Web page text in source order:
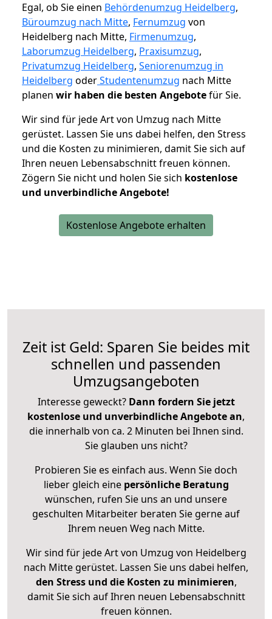
Egal, ob Sie einen Behördenumzug Heidelberg,
Büroumzug nach Mitte, Fernumzug von
Heidelberg nach Mitte, Firmenumzug,
Laborumzug Heidelberg, Praxisumzug,
Privatumzug Heidelberg, Seniorenumzug in
Heidelberg oderStudentenumzug nach Mitte
planen wir haben die besten Angebotefür Sie.
Wir sind für jede Art von Umzug nach Mitte
gerüstet. Lassen Sie uns dabei helfen, den Stress
und die Kosten zu minimieren, damit Sie sich auf
Ihren neuen Lebensabschnitt freuen können.
Zögern Sie nicht und holen Sie sich kostenlose
und unverbindliche Angebote!
Kostenlose Angebote erhalten
Zeit ist Geld: Sparen Sie beides mit
schnellen und passenden
Umzugsangeboten
Interesse geweckt? Dann fordern Sie jetzt
kostenlose und unverbindliche Angebote an,
die innerhalb von ca. 2 Minuten bei Ihnen sind.
Sie glauben uns nicht?
Probieren Sie es einfach aus. Wenn Sie doch
lieber gleich eine persönliche Beratung
wünschen, rufen Sie uns an und unsere
geschulten Mitarbeiter beraten Sie gerne auf
Ihrem neuen Weg nach Mitte.
Wir sind für jede Art von Umzug von Heidelberg
nach Mitte gerüstet. Lassen Sie uns dabei helfen,
den Stress und die Kosten zu minimieren,
damit Sie sich auf Ihren neuen Lebensabschnitt
freuen können.